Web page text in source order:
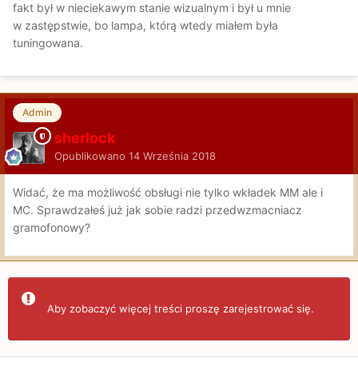
fakt był w nieciekawym stanie wizualnym i był u mnie
w zastępstwie, bo lampa, którą wtedy miałem była
tuningowana.
Admin
sherlock
Opublikowano 14 Września 2018
Widać, że ma możliwość obsługi nie tylko wkładek MM ale i
MC. Sprawdzałeś już jak sobie radzi przedwzmacniacz
gramofonowy?
Aby zobaczyć więcej treści proszę zarejestrować się.